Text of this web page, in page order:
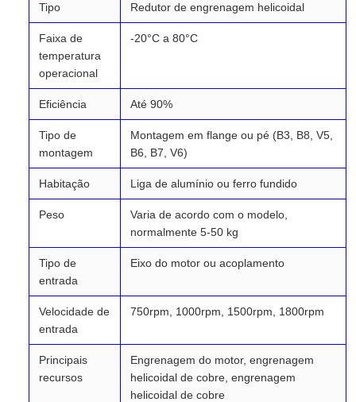
Tipo Redutor de engrenagem helicoidal
Faixa de
temperatura
operacional
-20°C a 80°C
Eficiência Até 90%
Tipo de
montagem
Montagem em flange ou pé (B3, B8, V5,
B6, B7, V6)
Habitação Liga de alumínio ou ferro fundido
Peso
Varia de acordo com o modelo,
normalmente 5-50 kg
Tipo de
entrada
Eixo do motor ou acoplamento
Velocidade de
entrada
750rpm, 1000rpm, 1500rpm, 1800rpm
Principais
recursos
Engrenagem do motor, engrenagem
helicoidal de cobre, engrenagem
helicoidal de cobre